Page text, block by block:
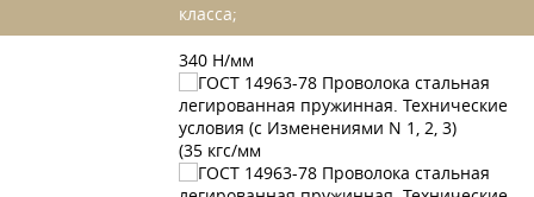
класса;
340 Н/мм
(35 кгс/мм